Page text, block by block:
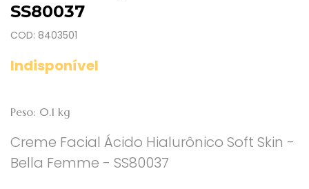
SS80037
COD: 8403501
Indisponível
Peso: 0.1 kg
Creme Facial Ácido Hialurônico Soft Skin -
Bella Femme - SS80037